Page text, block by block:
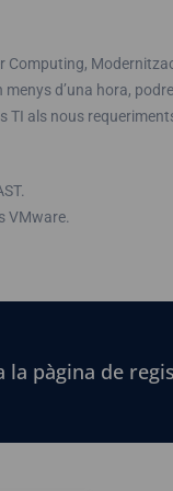
d’una hora,
als nous
VMware.
la pàgina de